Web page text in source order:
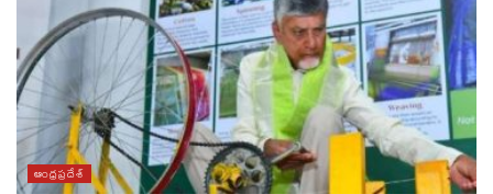
ఆంధ్రప్రదేశ్